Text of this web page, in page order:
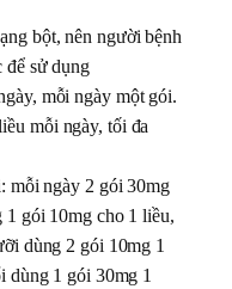
bột, nên người bệnh
để sử dụng
mỗi ngày một gói.
mỗi ngày, tối đa
mỗi ngày 2 gói 30mg
1 gói 10mg cho 1 liều,
dùng 2 gói 10mg 1
dùng 1 gói 30mg 1